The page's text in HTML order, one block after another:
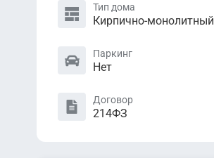
Тип дома
Кирпично-монолитный
Паркинг
Нет
Договор
214ФЗ